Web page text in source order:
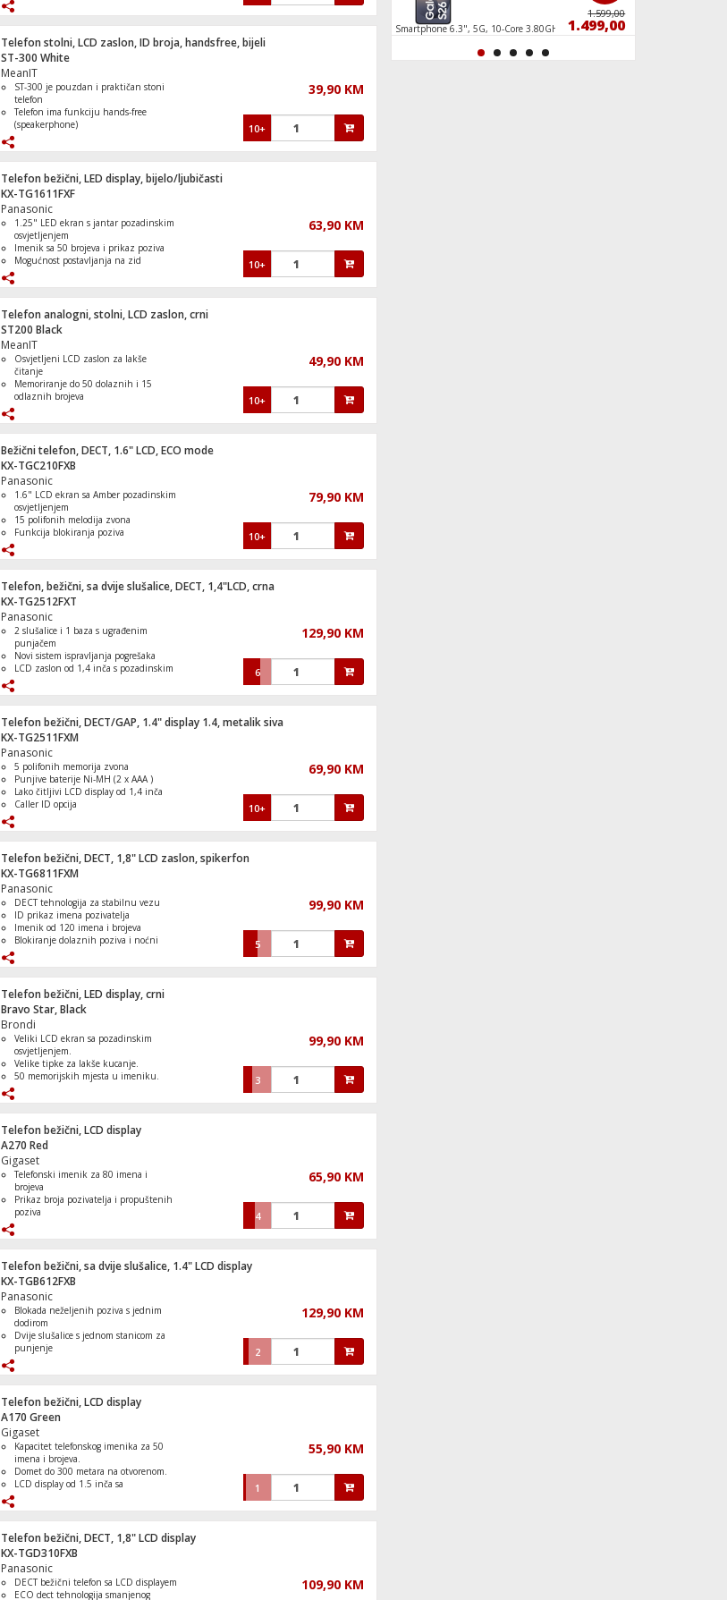
Jednodirni ekološki način rada
Telefon stolni, LCD zaslon, ID broja, handsfree, bijeli
ST-300 White
MeanIT
ST-300 je pouzdan i praktičan stoni
telefon
Telefon ima funkciju hands-free
(speakerphone)
Tonsko ili pulsno biranje
Indikator poziva, Biranje jednim
pritiskom tipke
39,90 KM
10+
Telefon bežični, LED display, bijelo/ljubičasti
KX-TG1611FXF
Panasonic
1.25" LED ekran s jantar pozadinskim
osvjetljenjem
Imenik sa 50 brojeva i prikaz poziva
Mogućnost postavljanja na zid
glasnoće
Ni-Mh 2 x AAA punjive baterije
63,90 KM
10+
Telefon analogni, stolni, LCD zaslon, crni
ST200 Black
MeanIT
Osvjetljeni LCD zaslon za lakše
čitanje
Memoriranje do 50 dolaznih i 15
odlaznih brojeva
Funkcija zadržavanja poziva i
ponovnog biranja
Handsfree funkcija za slobodan
razgovor
49,90 KM
10+
Bežični telefon, DECT, 1.6" LCD, ECO mode
KX-TGC210FXB
Panasonic
1.6" LCD ekran sa Amber pozadinskim
osvjetljenjem
15 polifonih melodija zvona
Funkcija blokiranja poziva
Prikaz - Datum i vrijeme
79,90 KM
10+
Telefon, bežični, sa dvije slušalice, DECT, 1,4"LCD, crna
KX-TG2512FXT
Panasonic
2 slušalice i 1 baza s ugrađenim
punjačem
Novi sistem ispravljanja pogrešaka
LCD zaslon od 1,4 inča s pozadinskim
Zvučnik za razgovor bez držanja
slušalice
Ugrađena memorija za pohranu
brojeva i imena
129,90 KM
6
Telefon bežični, DECT/GAP, 1.4" display 1.4, metalik siva
KX-TG2511FXM
Panasonic
5 polifonih memorija zvona
Punjive baterije Ni-MH (2 x AAA )
Lako čitljivi LCD display od 1,4 inča
Caller ID opcija
69,90 KM
10+
Telefon bežični, DECT, 1,8" LCD zaslon, spikerfon
KX-TG6811FXM
Panasonic
DECT tehnologija za stabilnu vezu
ID prikaz imena pozivatelja
Imenik od 120 imena i brojeva
Blokiranje dolaznih poziva i noćni
Prikaz vremena i datum, alarm i 30
melodija
99,90 KM
5
Telefon bežični, LED display, crni
Bravo Star, Black
Brondi
Veliki LCD ekran sa pozadinskim
osvjetljenjem.
Velike tipke za lakše kucanje.
50 memorijskih mjesta u imeniku.
5 polifonih i 5 standardnih melodija
zvona.
99,90 KM
3
Telefon bežični, LCD display
A270 Red
Gigaset
Telefonski imenik za 80 imena i
brojeva
Prikaz broja pozivatelja i propuštenih
poziva
osvjetljenjem
Trajanje baterije do 18 sati rada
Domet do 300 metara na otvorenom
prostoru
65,90 KM
4
Telefon bežični, sa dvije slušalice, 1.4" LCD display
KX-TGB612FXB
Panasonic
Blokada neželjenih poziva s jednim
dodirom
Dvije slušalice s jednom stanicom za
punjenje
Izvrsna kvaliteta zvuka u bučnim
okruženjima
Jednostavan za korištenje s velikim
gumbovima
129,90 KM
2
Telefon bežični, LCD display
A170 Green
Gigaset
Kapacitet telefonskog imenika za 50
imena i brojeva.
Domet do 300 metara na otvorenom.
LCD display od 1.5 inča sa
10 polifonih melodija za
personalizaciju pozivnog tona.
Vrijeme rada baterije do 18 sati.
55,90 KM
1
Telefon bežični, DECT, 1,8" LCD display
KX-TGD310FXB
Panasonic
DECT bežični telefon sa LCD displayem
ECO dect tehnologija smanjenog
109,90 KM
Telefon mobilni, 2.8" ekran, Dual SIM, Led
svjetiljka
65,50
45,50
Smartphone 6.3", 5G, 10-Core 3.80GHz, RAM
1.599,00
1.499,00